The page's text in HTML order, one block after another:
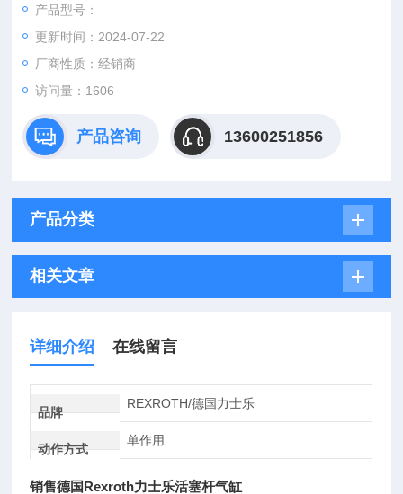
提升服务层次，坚持把优质的产品带给每一个有需要的客户。欢
迎新老客户来电垂询，我们即将竭诚为您服务。
产品型号：
更新时间：2024-07-22
厂商性质：经销商
访问量：1606
产品咨询 13600251856
产品分类
相关文章
详细介绍 在线留言
品牌
REXROTH/德国力士乐
动作方式
单作用
销售德国Rexroth力士乐活塞杆气缸